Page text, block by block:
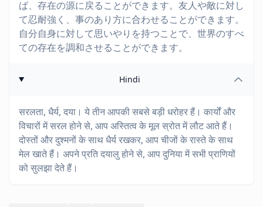
ば、存在の源に戻ることができます。友人や敵に対し
て忍耐強く、事のあり方に合わせることができます。
自分自身に対して思いやりを持つことで、世界のすべ
ての存在を調和させることができます。
Hindi
सरलता, धैर्य, दया। ये तीन आपकी सबसे बड़ी धरोहर हैं। कार्यों और
विचारों में सरल होने से, आप अस्तित्व के मूल स्रोत में लौट आते हैं।
दोस्तों और दुश्मनों के साथ धैर्य रखकर, आप चीजों के रास्ते के साथ
मेल खाते हैं। अपने प्रति दयालु होने से, आप दुनिया में सभी प्राणियों
को सुलझा देते हैं।